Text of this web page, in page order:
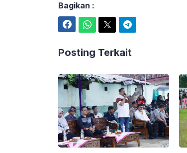
Bagikan :
Posting Terkait